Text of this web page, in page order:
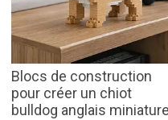
Blocs de construction
pour créer un chiot
bulldog anglais miniature